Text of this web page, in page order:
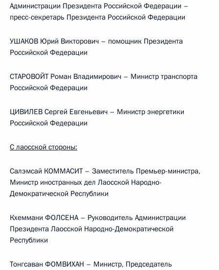
Администрации Президента Российской Федерации –
пресс-секретарь Президента Российской Федерации
УШАКОВ Юрий Викторович – помощник Президента
Российской Федерации
СТАРОВОЙТ Роман Владимирович – Министр транспорта
Российской Федерации
ЦИВИЛЕВ Сергей Евгеньевич – Министр энергетики
Российской Федерации
С лаосской стороны:
Салэмсай КОММАСИТ – Заместитель Премьер-министра,
Министр иностранных дел Лаосской Народно-
Демократической Республики
Кхеммани ФОЛСЕНА – Руководитель Администрации
Президента Лаосской Народно-Демократической
Республики
Тонгсаван ФОМВИХАН – Министр, Председатель